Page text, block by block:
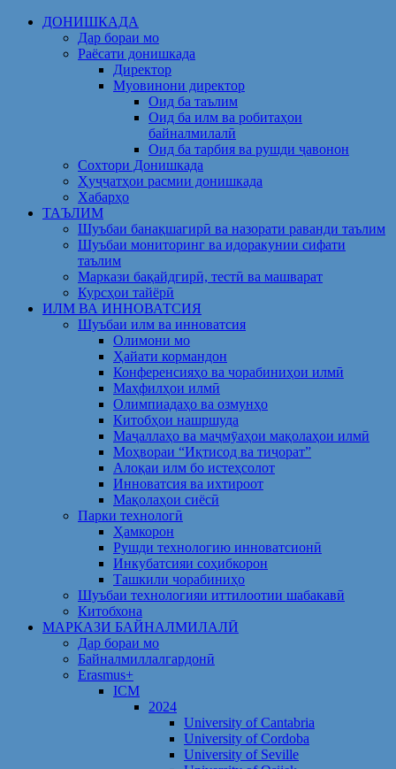
Skip
ДОНИШКАДА
Дар бораи мо
Раёсати донишкада
Директор
Муовинони директор
Оид ба таълим
Оид ба илм ва робитаҳои
байналмилалӣ
Оид ба тарбия ва рушди ҷавонон
Сохтори Донишкада
Ҳуҷҷатҳои расмии донишкада
Хабарҳо
ТАЪЛИМ
Шуъбаи банақшагирӣ ва назорати раванди таълим
Шуъбаи мониторинг ва идоракунии сифати
таълим
Маркази бақайдгирӣ, тестӣ ва машварат
Курсҳои тайёрӣ
ИЛМ ВА ИННОВАТСИЯ
Шуъбаи илм ва инноватсия
Олимони мо
Ҳайати кормандон
Конференсияҳо ва чорабиниҳои илмӣ
Маҳфилҳои илмӣ
Олимпиадаҳо ва озмунҳо
Китобҳои нашршуда
Маҷаллаҳо ва маҷмӯаҳои мақолаҳои илмӣ
Моҳвораи “Иқтисод ва тиҷорат”
Алоқаи илм бо истеҳсолот
Инноватсия ва ихтироот
Мақолаҳои сиёсӣ
Парки технологӣ
Ҳамкорон
Рушди технологию инноватсионӣ
Инкубатсияи соҳибкорон
Ташкили чорабиниҳо
Шуъбаи технологияи иттилоотии шабакавӣ
Китобхона
МАРКАЗИ БАЙНАЛМИЛАЛӢ
Дар бораи мо
Байналмиллалгардонӣ
Erasmus+
ICM
2024
University of Cantabria
University of Cordoba
University of Seville